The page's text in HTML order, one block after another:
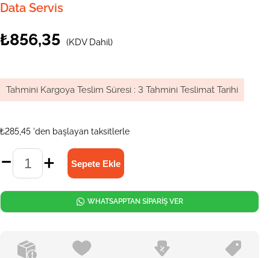
Data Servis
₺856,35 (KDV Dahil)
Tahmini Kargoya Teslim Süresi : 3 Tahmini Teslimat Tarihi
₺285,45 'den başlayan taksitlerle
WHATSAPPTAN SİPARİŞ VER